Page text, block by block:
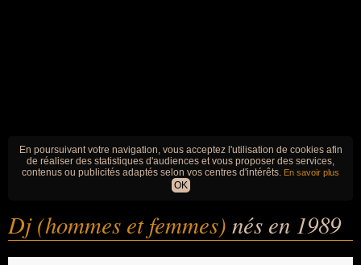
En poursuivant votre navigation, vous acceptez l'utilisation de cookies afin
de réaliser des statistiques d'audiences et vous proposer des services,
contenus ou publicités adaptés selon vos centres d'intérêts. En savoir plus
OK
Dj (hommes et femmes) nés en 1989